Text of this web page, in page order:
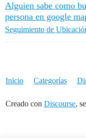
Alguien sabe como
persona en google
Seguimiento de
Inicio Categorías
Creado con Discourse,